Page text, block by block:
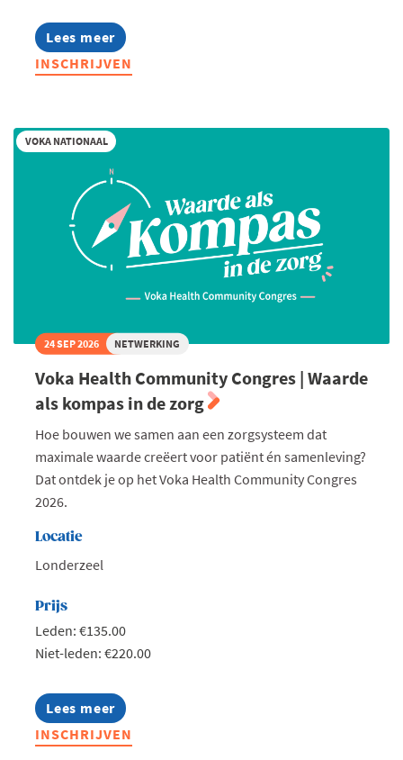
Lees meer
about
Voka
Rentrée:
2035
INSCHRIJVEN
VOKA NATIONAAL
24 SEP 2026 NETWERKING
Voka Health Community Congres | Waarde
als kompas in de zorg
Hoe bouwen we samen aan een zorgsysteem dat
maximale waarde creëert voor patiënt én samenleving?
Dat ontdek je op het Voka Health Community Congres
2026.
Locatie
Londerzeel
Prijs
Leden: €135.00
Niet-leden: €220.00
Lees meer
about
Voka
Health
INSCHRIJVEN